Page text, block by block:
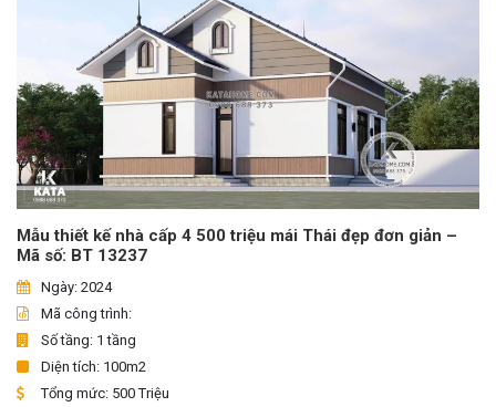
Mẫu thiết kế nhà cấp 4 500 triệu mái Thái đẹp đơn giản –
Mã số: BT 13237
Ngày: 2024
Mã công trình:
Số tầng: 1 tầng
Diện tích: 100m2
Tổng mức: 500 Triệu